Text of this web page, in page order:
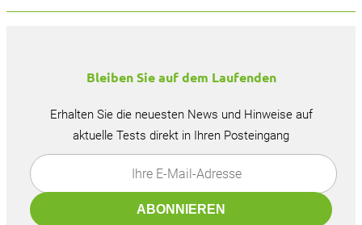
Bleiben Sie auf dem Laufenden
Erhalten Sie die neuesten News und Hinweise auf
aktuelle Tests direkt in Ihren Posteingang